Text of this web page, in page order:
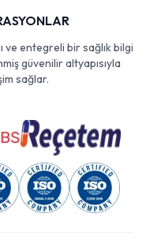
ve entegreli bir sağlık bilgi
güvenilir altyapısıyla
sağlar.